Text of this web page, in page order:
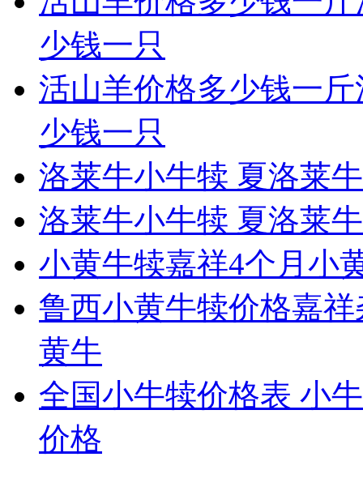
少钱一只
活山羊价格多少钱一
少钱一只
洛莱牛小牛犊 夏洛莱
洛莱牛小牛犊 夏洛莱
小黄牛犊嘉祥4个月小
鲁西小黄牛犊价格嘉
黄牛
全国小牛犊价格表 小
价格